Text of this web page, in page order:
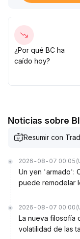
monitorear de
sentimiento del
¿Por qué BC ha
caído hoy?
Noticias sobre
Resumir con
2026-08-07 00:05
Un yen 'armado':
puede remodelar
2026-08-07 00:00
La nueva filosofía
volatilidad de las